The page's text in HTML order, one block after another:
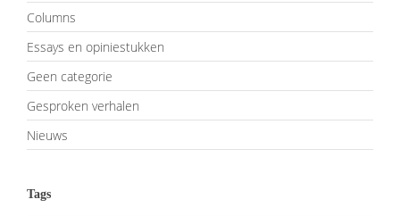
Columns
Essays en opiniestukken
Geen categorie
Gesproken verhalen
Nieuws
Tags